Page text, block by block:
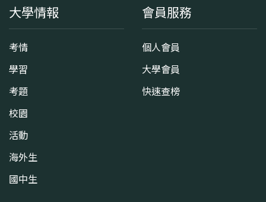
大學情報
考情
學習
考題
校園
活動
海外生
國中生
會員服務
個人會員
大學會員
快速查榜